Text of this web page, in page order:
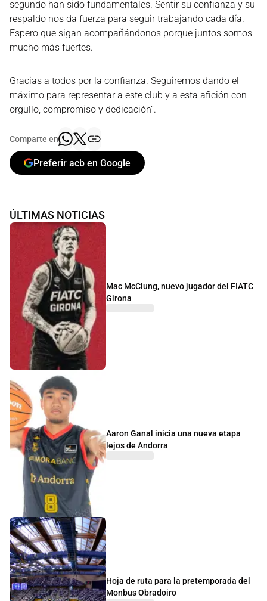
segundo han sido fundamentales. Sentir su confianza y su
respaldo nos da fuerza para seguir trabajando cada día.
Espero que sigan acompañándonos porque juntos somos
mucho más fuertes.
Gracias a todos por la confianza. Seguiremos dando el
máximo para representar a este club y a esta afición con
orgullo, compromiso y dedicación”.
Comparte en
Preferir acb en Google
ÚLTIMAS NOTICIAS
Mac McClung, nuevo jugador del FIATC
Girona
Aaron Ganal inicia una nueva etapa
lejos de Andorra
Hoja de ruta para la pretemporada del
Monbus Obradoiro